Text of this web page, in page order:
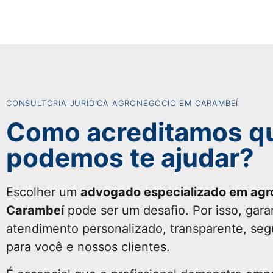
CONSULTORIA JURÍDICA AGRONEGÓCIO EM CARAMBEÍ
Como acreditamos
podemos te ajudar?
Escolher um advogado especializado em
Carambeípode ser um desafio. Por isso,
atendimento personalizado, transparente,
para você e nossos clientes.